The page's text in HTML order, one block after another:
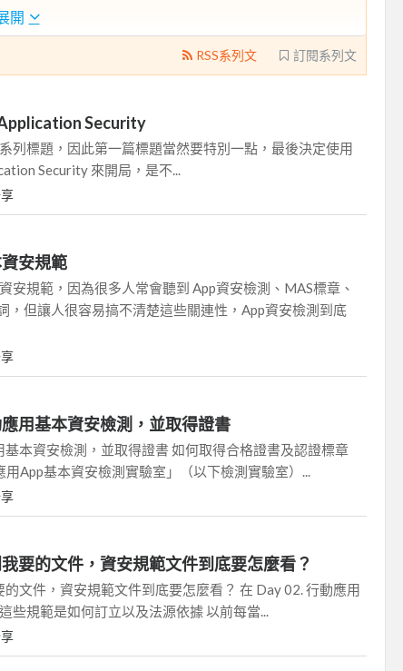
，避免手機APP 暴露在風險中
開
訂閱系列文
RSS系列文
Security
列標題，因此第一篇標題當然要特別一點，最後決定使用
Security 來開局，是不...
安規範
安規範，因為很多人常會聽到 App資安檢測、MAS標章、
，但讓人很容易搞不清楚這些關連性，App資安檢測到底
用基本資安檢測，並取得證書
本資安檢測，並取得證書 如何取得合格證書及認證標章
App基本資安檢測實驗室」（以下檢測實驗室）...
要的文件，資安規範文件到底要怎麼看？
文件，資安規範文件到底要怎麼看？ 在 Day 02. 行動應用
些規範是如何訂立以及法源依據 以前每當...